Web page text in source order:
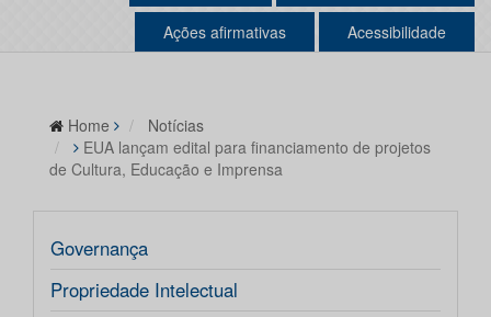
Ações afirmativas Acessibilidade
Home
Notícias
EUA lançam edital para financiamento de projetos
de Cultura, Educação e Imprensa
Governança
Propriedade Intelectual